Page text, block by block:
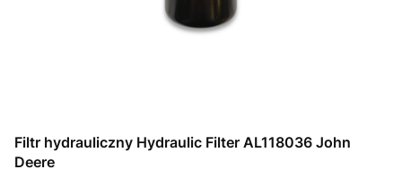
Filtr hydrauliczny Hydraulic Filter AL118036 John
Deere